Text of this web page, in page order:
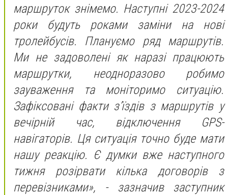
маршруток знімемо. Наступні 2023-2024
роки будуть роками заміни на нові
тролейбусів. Плануємо ряд маршрутів.
Ми не задоволені як наразі працюють
маршрутки, неодноразово робимо
зауваження та моніторимо ситуацію.
Зафіксовані факти з’їздів з маршрутів у
вечірній час, відключення GPS-
навігаторів. Ця ситуація точно буде мати
нашу реакцію. Є думки вже наступного
тижня розірвати кілька договорів з
перевізниками», - зазначив заступник